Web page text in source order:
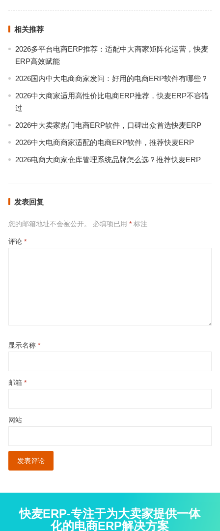
相关推荐
2026多平台电商ERP推荐：适配中大商家矩阵化运营，快麦
ERP高效赋能
2026国内中大电商商家发问：好用的电商ERP软件有哪些？
2026中大商家适用高性价比电商ERP推荐，快麦ERP不容错
过
2026中大卖家热门电商ERP软件，口碑出众首选快麦ERP
2026中大电商商家适配的电商ERP软件，推荐快麦ERP
2026电商大商家仓库管理系统品牌怎么选？推荐快麦ERP
发表回复
您的邮箱地址不会被公开。 必填项已用 *标注
评论 *
显示名称 *
邮箱 *
网站
快麦ERP-专注于为大卖家提供一体
化的电商ERP解决方案